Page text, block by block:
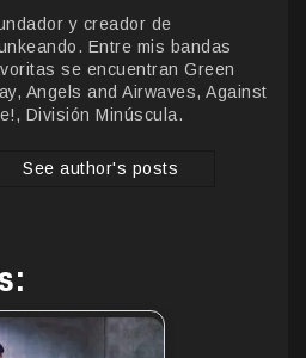
y creador de
Entre mis bandas
se encuentran Green
Angels and Airwaves, Against
División Minúscula.
See author's posts